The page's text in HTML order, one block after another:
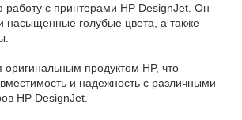
работу с принтерами HP DesignJet. Он
насыщенные голубые цвета, а также
оригинальным продуктом HP, что
и надежность с различными
HP DesignJet.